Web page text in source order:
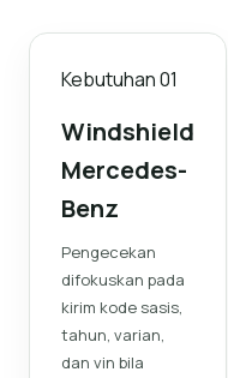
Kebutuhan01
Windshield
Mercedes-
Benz
Pengecekan
difokuskan pada
kirim kode sasis,
tahun, varian,
dan vin bila